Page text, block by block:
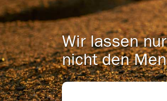
Wir lassen
nicht den